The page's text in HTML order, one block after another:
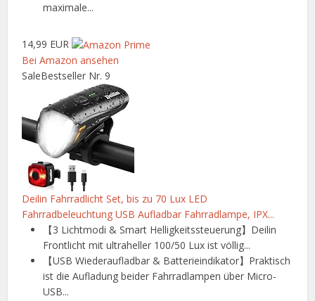
maximale...
14,99 EUR
Bei Amazon ansehen
SaleBestseller Nr. 9
Deilin Fahrradlicht Set, bis zu 70 Lux LED
Fahrradbeleuchtung USB Aufladbar Fahrradlampe, IPX...
【3 Lichtmodi & Smart Helligkeitssteuerung】Deilin
Frontlicht mit ultraheller 100/50 Lux ist völlig...
【USB Wiederaufladbar & Batterieindikator】Praktisch
ist die Aufladung beider Fahrradlampen über Micro-
USB...